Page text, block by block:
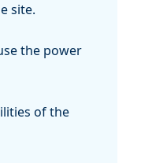
site.
the power
of the